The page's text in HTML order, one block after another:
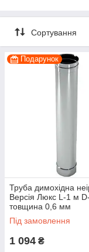
Сортування
Подарунок
Труба димохідна
Версія Люкс L-1 м
товщина 0,6 мм
Під замовлення
1 094 ₴